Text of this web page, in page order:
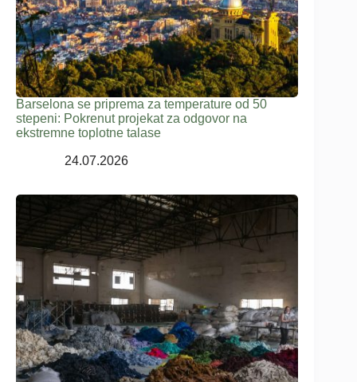
Barselona se priprema za temperature od 50
stepeni: Pokrenut projekat za odgovor na
ekstremne toplotne talase
24.07.2026